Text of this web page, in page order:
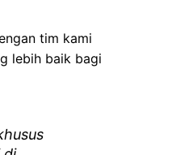
tim kami
lebih baik bagi